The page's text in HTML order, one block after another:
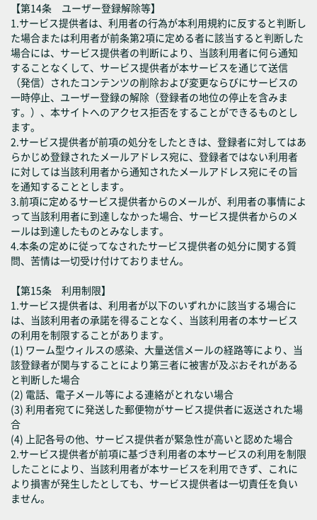
【第14条 ユーザー登録解除等】
1.サービス提供者は、利用者の行為が本利用規約に反すると判断し
た場合または利用者が前条第2項に定める者に該当すると判断した
場合には、サービス提供者の判断により、当該利用者に何ら通知
することなくして、サービス提供者が本サービスを通じて送信
（発信）されたコンテンツの削除および変更ならびにサービスの
一時停止、ユーザー登録の解除（登録者の地位の停止を含みま
す。）、本サイトへのアクセス拒否をすることができるものとし
ます。
2.サービス提供者が前項の処分をしたときは、登録者に対してはあ
らかじめ登録されたメールアドレス宛に、登録者ではない利用者
に対しては当該利用者から通知されたメールアドレス宛にその旨
を通知することとします。
3.前項に定めるサービス提供者からのメールが、利用者の事情によ
って当該利用者に到達しなかった場合、サービス提供者からのメ
ールは到達したものとみなします。
4.本条の定めに従ってなされたサービス提供者の処分に関する質
問、苦情は一切受け付けておりません。
【第15条 利用制限】
1.サービス提供者は、利用者が以下のいずれかに該当する場合に
は、当該利用者の承諾を得ることなく、当該利用者の本サービス
の利用を制限することがあります。
(1) ワーム型ウィルスの感染、大量送信メールの経路等により、当
該登録者が関与することにより第三者に被害が及ぶおそれがある
と判断した場合
(2) 電話、電子メール等による連絡がとれない場合
(3) 利用者宛てに発送した郵便物がサービス提供者に返送された場
合
(4) 上記各号の他、サービス提供者が緊急性が高いと認めた場合
2.サービス提供者が前項に基づき利用者の本サービスの利用を制限
したことにより、当該利用者が本サービスを利用できず、これに
より損害が発生したとしても、サービス提供者は一切責任を負い
ません。